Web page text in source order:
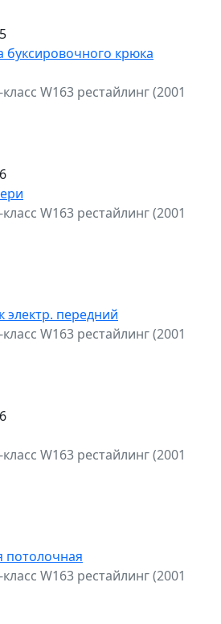
буксировочного крюка
W163 рестайлинг (2001
W163 рестайлинг (2001
электр. передний
W163 рестайлинг (2001
W163 рестайлинг (2001
потолочная
W163 рестайлинг (2001